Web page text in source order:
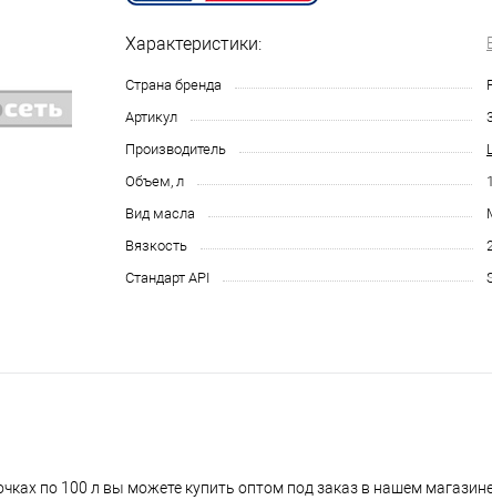
Характеристики:
Страна бренда
Артикул
Производитель
Объем, л
Вид масла
Вязкость
Стандарт API
по 100 л вы можете купить оптом под заказ в нашем